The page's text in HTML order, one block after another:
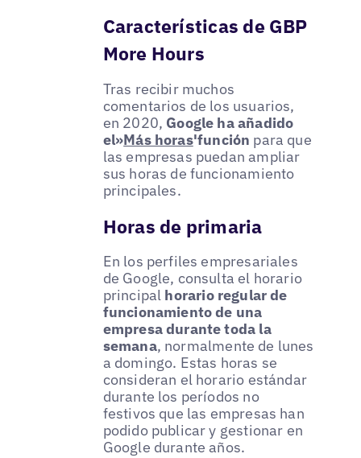
Características de GBP
More Hours
Tras recibir muchos
comentarios de los usuarios,
en 2020, Google ha añadido
el»Más horas'función para que
las empresas puedan ampliar
sus horas de funcionamiento
principales.
Horas de primaria
En los perfiles empresariales
de Google, consulta el horario
principal horario regular de
funcionamiento de una
empresa durante toda la
semana, normalmente de lunes
a domingo. Estas horas se
consideran el horario estándar
durante los períodos no
festivos que las empresas han
podido publicar y gestionar en
Google durante años.